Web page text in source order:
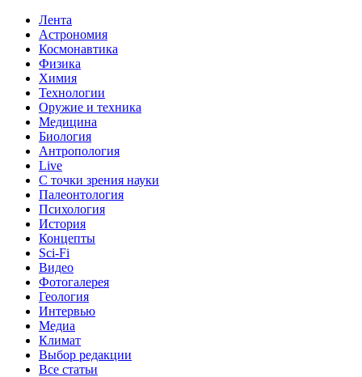
Лента
Астрономия
Космонавтика
Физика
Химия
Технологии
Оружие и техника
Медицина
Биология
Антропология
Live
С точки зрения науки
Палеонтология
Психология
История
Концепты
Sci-Fi
Видео
Фотогалерея
Геология
Интервью
Медиа
Климат
Выбор редакции
Все статьи